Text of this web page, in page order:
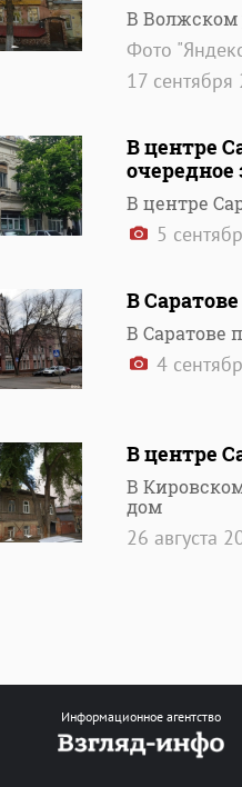
В Волжском
Фото
17 сентября
В центре
очередное
В центре
5
В
В Саратове
4
В центре
В
дом
26 августа
Информационное агентство